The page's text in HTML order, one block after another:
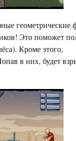
геометрические
Это поможет
Кроме этого,
в них, будет